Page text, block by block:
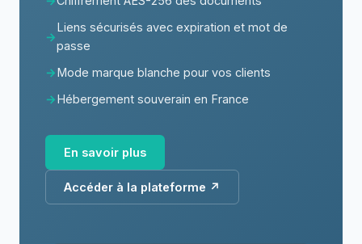
Liens sécurisés avec expiration et mot de
passe
Mode marque blanche pour vos clients
Hébergement souverain en France
En savoir plus
Accéder à la plateforme ↗